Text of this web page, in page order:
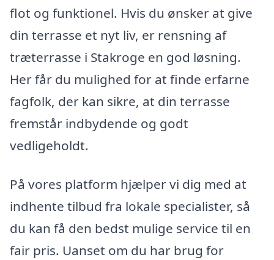
flot og funktionel. Hvis du ønsker at give
din terrasse et nyt liv, er rensning af
træterrasse i Stakroge en god løsning.
Her får du mulighed for at finde erfarne
fagfolk, der kan sikre, at din terrasse
fremstår indbydende og godt
vedligeholdt.
På vores platform hjælper vi dig med at
indhente tilbud fra lokale specialister, så
du kan få den bedst mulige service til en
fair pris. Uanset om du har brug for